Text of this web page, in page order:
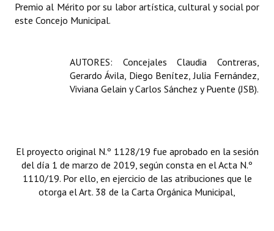
Premio al Mérito por su labor artística, cultural y social por
este Concejo Municipal.
AUTORES: Concejales Claudia Contreras,
Gerardo Ávila, Diego Benítez, Julia Fernández,
Viviana Gelain y Carlos Sánchez y Puente (JSB).
El proyecto original N.º 1128/19 fue aprobado en la sesión
del día 1 de marzo de 2019, según consta en el Acta N.º
1110/19. Por ello, en ejercicio de las atribuciones que le
otorga el Art. 38 de la Carta Orgánica Municipal,